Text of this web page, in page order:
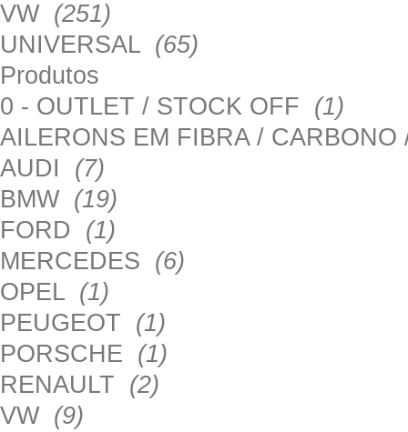
VW (251)
UNIVERSAL (65)
Produtos
0 - OUTLET / STOCK OFF (1)
AILERONS EM FIBRA /
AUDI (7)
BMW (19)
FORD (1)
MERCEDES (6)
OPEL (1)
PEUGEOT (1)
PORSCHE (1)
RENAULT (2)
VW (9)